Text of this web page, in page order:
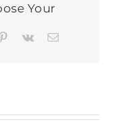
Your
Pinterest
Vk Email